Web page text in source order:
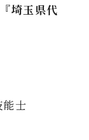
『埼玉県代
士